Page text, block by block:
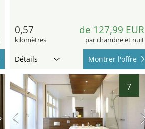
0,57
kilomètres
de 127,99 EUR
par chambre et nuit
Détails Montrer l'offre
7